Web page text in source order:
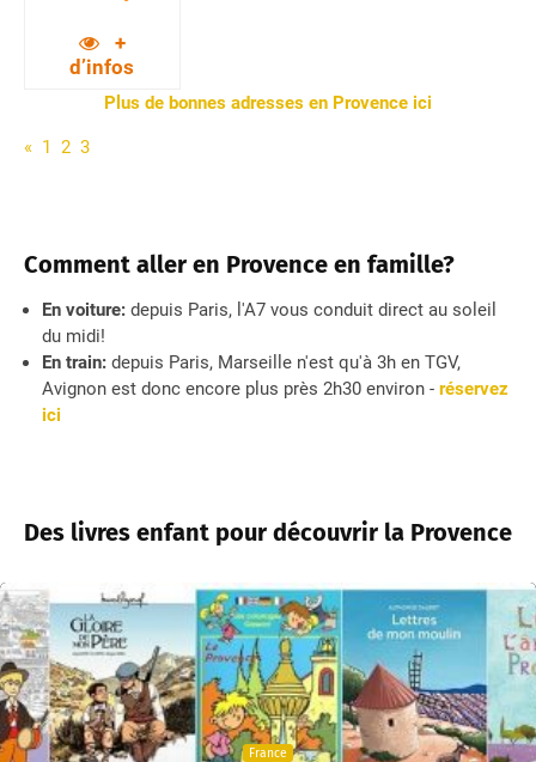
+
d’infos
Plus de bonnes adresses en Provence ici
« 1 2 3
Comment aller en Provence en famille?
En voiture: depuis Paris, l'A7 vous conduit direct au soleil
du midi!
En train: depuis Paris, Marseille n'est qu'à 3h en TGV,
Avignon est donc encore plus près 2h30 environ - réservez
ici
Des livres enfant pour découvrir la Provence
France